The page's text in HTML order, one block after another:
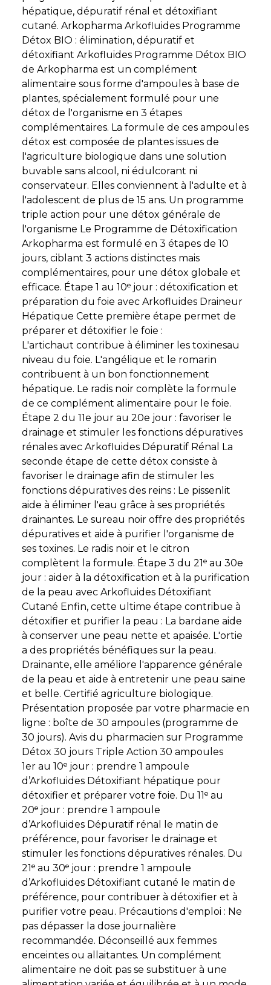
hépatique, dépuratif rénal et détoxifiant
cutané. Arkopharma Arkofluides Programme
Détox BIO : élimination, dépuratif et
détoxifiant Arkofluides Programme Détox BIO
de Arkopharma est un complément
alimentaire sous forme d'ampoules à base de
plantes, spécialement formulé pour une
détox de l'organisme en 3 étapes
complémentaires. La formule de ces ampoules
détox est composée de plantes issues de
l'agriculture biologique dans une solution
buvable sans alcool, ni édulcorant ni
conservateur. Elles conviennent à l'adulte et à
l'adolescent de plus de 15 ans. Un programme
triple action pour une détox générale de
l'organisme Le Programme de Détoxification
Arkopharma est formulé en 3 étapes de 10
jours, ciblant 3 actions distinctes mais
complémentaires, pour une détox globale et
efficace. Étape 1 au 10ᵉ jour : détoxification et
préparation du foie avec Arkofluides Draineur
Hépatique Cette première étape permet de
préparer et détoxifier le foie :
L'artichaut contribue à éliminer les toxinesau
niveau du foie. L'angélique et le romarin
contribuent à un bon fonctionnement
hépatique. Le radis noir complète la formule
de ce complément alimentaire pour le foie.
Étape 2 du 11e jour au 20e jour : favoriser le
drainage et stimuler les fonctions dépuratives
rénales avec Arkofluides Dépuratif Rénal La
seconde étape de cette détox consiste à
favoriser le drainage afin de stimuler les
fonctions dépuratives des reins : Le pissenlit
aide à éliminer l'eau grâce à ses propriétés
drainantes. Le sureau noir offre des propriétés
dépuratives et aide à purifier l'organisme de
ses toxines. Le radis noir et le citron
complètent la formule. Étape 3 du 21ᵉ au 30e
jour : aider à la détoxification et à la purification
de la peau avec Arkofluides Détoxifiant
Cutané Enfin, cette ultime étape contribue à
détoxifier et purifier la peau : La bardane aide
à conserver une peau nette et apaisée. L'ortie
a des propriétés bénéfiques sur la peau.
Drainante, elle améliore l'apparence générale
de la peau et aide à entretenir une peau saine
et belle. Certifié agriculture biologique.
Présentation proposée par votre pharmacie en
ligne : boîte de 30 ampoules (programme de
30 jours). Avis du pharmacien sur Programme
Détox 30 jours Triple Action 30 ampoules
1er au 10ᵉ jour : prendre 1 ampoule
d’Arkofluides Détoxifiant hépatique pour
détoxifier et préparer votre foie. Du 11ᵉ au
20ᵉ jour : prendre 1 ampoule
d’Arkofluides Dépuratif rénal le matin de
préférence, pour favoriser le drainage et
stimuler les fonctions dépuratives rénales. Du
21ᵉ au 30ᵉ jour : prendre 1 ampoule
d’Arkofluides Détoxifiant cutané le matin de
préférence, pour contribuer à détoxifier et à
purifier votre peau. Précautions d'emploi : Ne
pas dépasser la dose journalière
recommandée. Déconseillé aux femmes
enceintes ou allaitantes. Un complément
alimentaire ne doit pas se substituer à une